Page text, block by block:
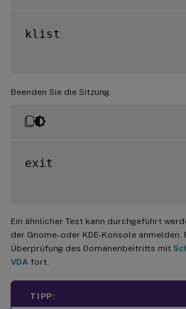
klist
Beenden Sie die Sitzung.
exit
Ein ähnlicher Test kann durchgeführt
der Gnome- oder KDE-Konsole anmelden.
Überprüfung des Domänenbeitritts mit
VDA fort.
TIPP: